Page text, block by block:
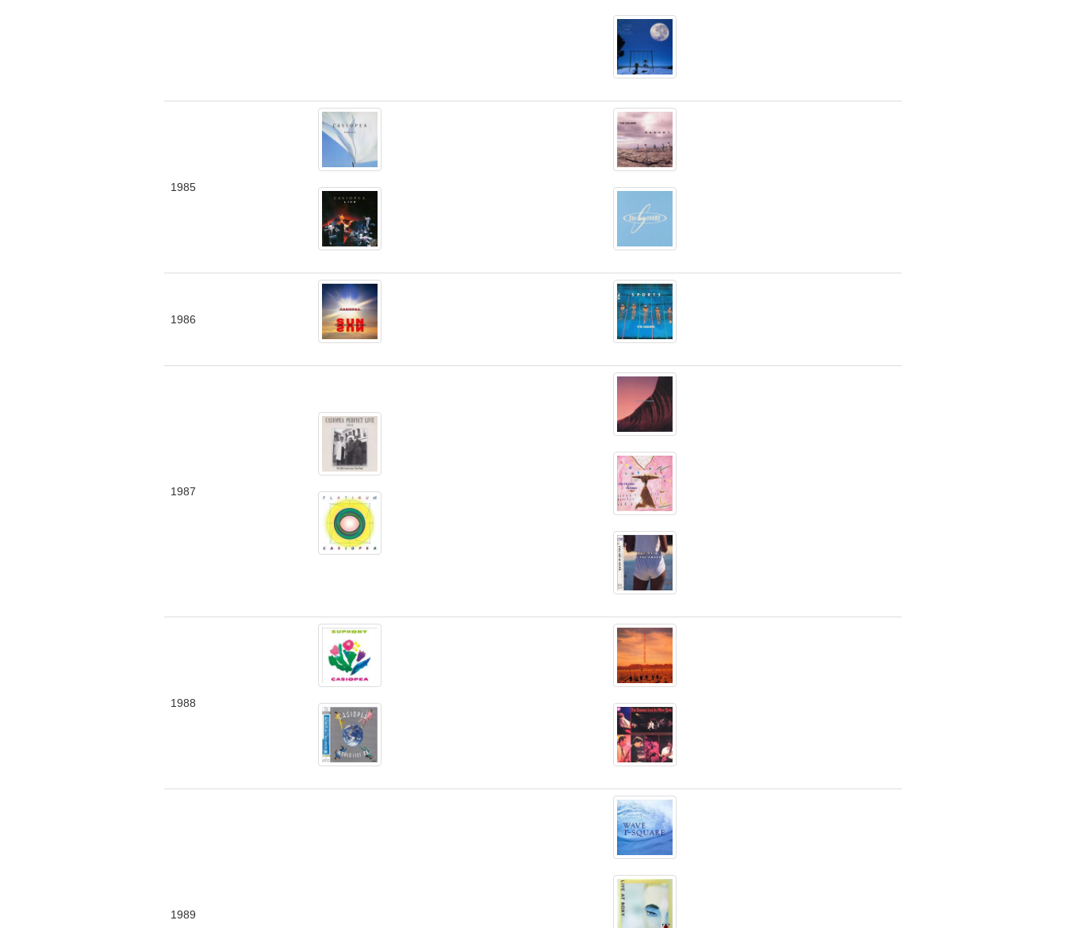
1985
1986
1987
1988
1989